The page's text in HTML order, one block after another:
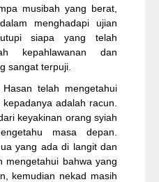
musibah yang berat,
menghadapi ujian
siapa yang telah
kepahlawanan dan
sangat terpuji.
telah mengetahui
adalah racun.
keyakinan orang syiah
masa depan.
yang ada di langit dan
mengetahui bahwa yang
kemudian nekad masih